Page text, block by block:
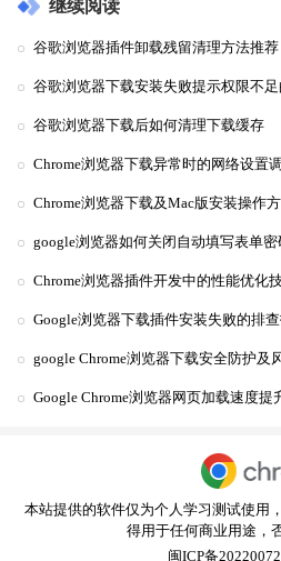
继续阅读
谷歌浏览器插件卸载残留清理方法推荐
谷歌浏览器下载安装失败提示权限不
谷歌浏览器下载后如何清理下载缓存
Chrome浏览器下载异常时的网络设置
Chrome浏览器下载及Mac版安装操作
google浏览器如何关闭自动填写表单密
Chrome浏览器插件开发中的性能优化
Google浏览器下载插件安装失败的排
google Chrome浏览器下载安全防护及
Google Chrome浏览器网页加载速度提
本站提供的软件仅为个人学习测试使用
得用于任何商业用途，
闽ICP备